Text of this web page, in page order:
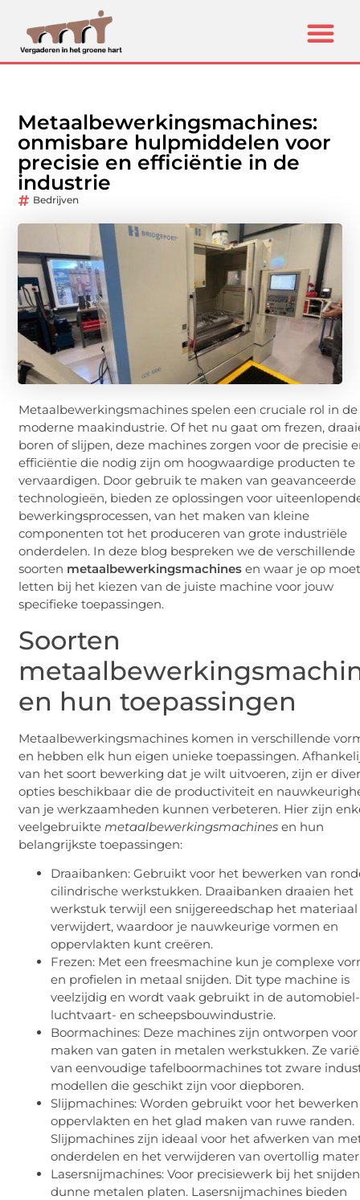
Metaalbewerkingsmachines:
onmisbare hulpmiddelen voor
precisie en efficiëntie in de
industrie
Bedrijven
Metaalbewerkingsmachines spelen een cruciale rol in de
moderne maakindustrie. Of het nu gaat om frezen,
boren of slijpen, deze machines zorgen voor de precisie
efficiëntie die nodig zijn om hoogwaardige producten te
vervaardigen. Door gebruik te maken van geavanceerde
technologieën, bieden ze oplossingen voor
bewerkingsprocessen, van het maken van kleine
componenten tot het produceren van grote industriële
onderdelen. In deze blog bespreken we de verschillende
soorten metaalbewerkingsmachines en waar je op
letten bij het kiezen van de juiste machine voor jouw
specifieke toepassingen.
Soorten
en hun toepassingen
Metaalbewerkingsmachines komen in verschillende
en hebben elk hun eigen unieke toepassingen.
van het soort bewerking dat je wilt uitvoeren, zijn er
opties beschikbaar die de productiviteit en
van je werkzaamheden kunnen verbeteren. Hier zijn
veelgebruikte metaalbewerkingsmachines en hun
belangrijkste toepassingen:
Draaibanken: Gebruikt voor het bewerken van
cilindrische werkstukken. Draaibanken draaien het
werkstuk terwijl een snijgereedschap het materiaal
verwijdert, waardoor je nauwkeurige vormen en
oppervlakten kunt creëren.
Frezen: Met een freesmachine kun je complexe
en profielen in metaal snijden. Dit type machine is
veelzijdig en wordt vaak gebruikt in de
luchtvaart- en scheepsbouwindustrie.
Boormachines: Deze machines zijn ontworpen
maken van gaten in metalen werkstukken. Ze
van eenvoudige tafelboormachines tot zware
modellen die geschikt zijn voor diepboren.
Slijpmachines: Worden gebruikt voor het
oppervlakten en het glad maken van ruwe randen.
Slijpmachines zijn ideaal voor het afwerken van
onderdelen en het verwijderen van overtollig
Lasersnijmachines: Voor precisiewerk bij het
dunne metalen platen. Lasersnijmachines bieden